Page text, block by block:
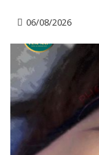
06/08/2026